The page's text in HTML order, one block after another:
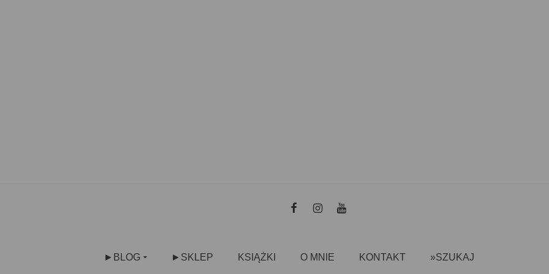
►BLOG ►SKLEP KSIĄŻKI O MNIE KONTAKT »SZUKAJ